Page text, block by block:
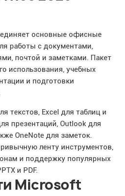
основные офисные
работы с документами,
почтой и заметками. Пакет
использования, учебных
и подготовки
текстов, Excel для таблиц и
презентаций, Outlook для
OneNote для заметок.
ленту инструментов,
и поддержку популярных
и PDF.
Microsoft